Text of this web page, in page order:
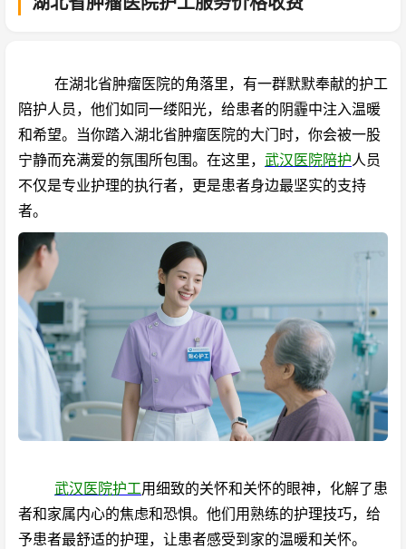
在湖北省肿瘤医院的角落里，有一群默默奉献的护工
陪护人员，他们如同一缕阳光，给患者的阴霾中注入温暖
和希望。 当你踏入湖北省肿瘤医院的大门时，你会被一股
宁静而充满爱的氛围所包围。在这里， 武汉医院陪护人员
不仅是专业护理的执行者，更是患者身边最坚实的支持
者。
武汉医院护工用细致的关怀和关怀的眼神，化解了患
者和家属内心的焦虑和恐惧。他们用熟练的护理技巧，给
予患者最舒适的护理，让患者感受到家的温暖和关怀。